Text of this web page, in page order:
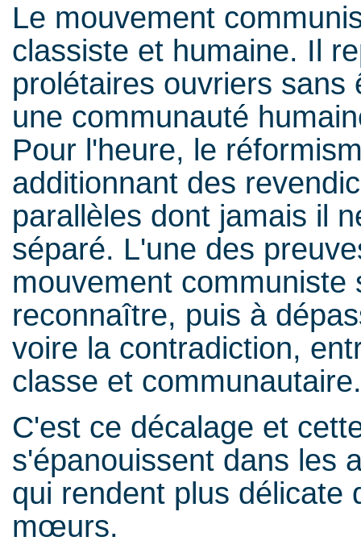
Le mouvement
classiste et humaine. Il
prolétaires ouvriers
une communauté
Pour l'heure, le
additionnant des
parallèles dont jamais il
séparé. L'une des
mouvement communiste
reconnaître, puis à
voire la contradiction,
classe et communautaire.
C'est ce décalage et
s'épanouissent dans les
qui rendent plus délicate
mœurs.